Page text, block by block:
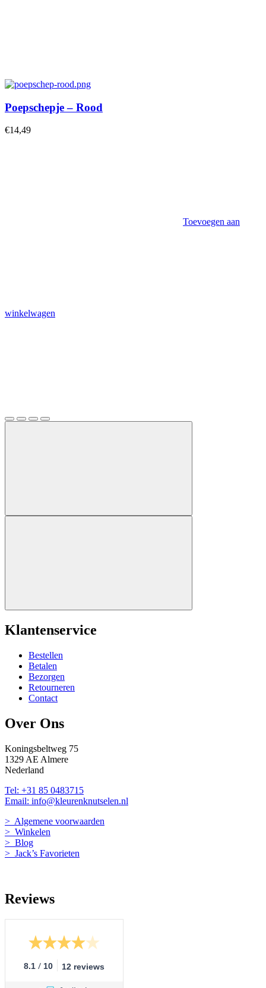
Poepschepje – Rood
€14,49
Toevoegen aan
winkelwagen
Klantenservice
Bestellen
Betalen
Bezorgen
Retourneren
Contact
Over Ons
Koningsbeltweg 75
1329 AE Almere
Nederland
Tel: +31 85 0483715
Email: info@kleurenknutselen.nl
> Algemene voorwaarden
> Winkelen
> Blog
> Jack’s Favorieten
Reviews
8.1 / 10 12 reviews